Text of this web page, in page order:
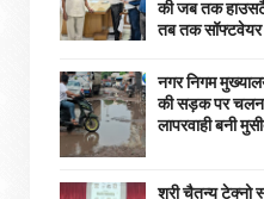
की जब तक
तब तक सॉफ्टवेयर
नगर निगम
की सड़क पर चलना
लापरवाही बनी
श्री चैतन्य टेक्नो